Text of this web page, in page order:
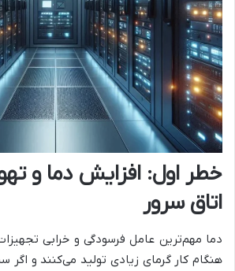
خطر اول: افزایش دما و
اتاق سرور
دما مهم‌ترین عامل فرسودگی و خرابی
هنگام کار گرمای زیادی تولید می‌کنند و اگر